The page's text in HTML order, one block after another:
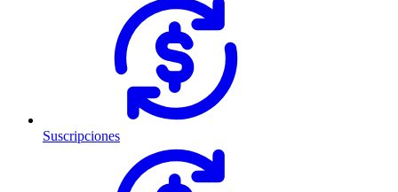
Suscripciones